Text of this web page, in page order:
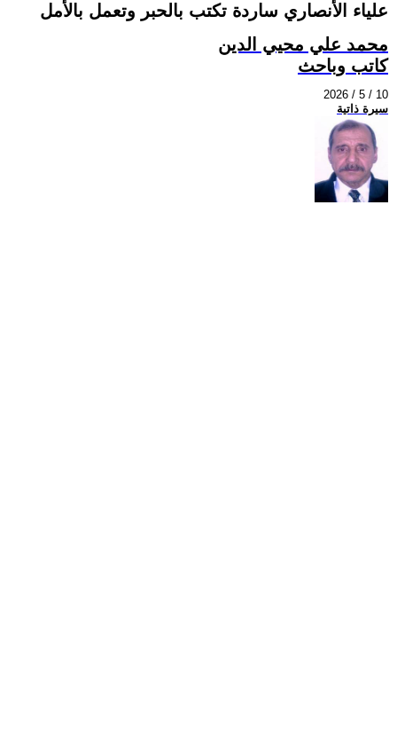
علياء الأنصاري ساردة تكتب بالحبر وتعمل بالأمل
محمد علي محيي الدين
كاتب وباحث
2026 / 5 / 10
سيرة ذاتية